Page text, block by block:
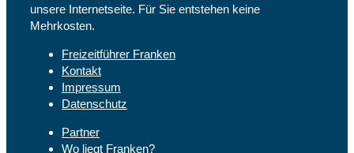
unsere Internetseite. Für Sie entstehen keine
Mehrkosten.
Freizeitführer Franken
Kontakt
Impressum
Datenschutz
Partner
Wo liegt Franken?